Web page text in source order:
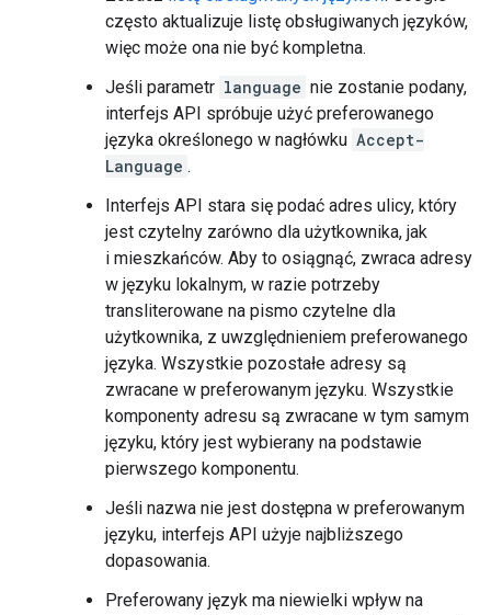
często aktualizuje listę obsługiwanych języków,
więc może ona nie być kompletna.
Jeśli parametr language nie zostanie podany,
interfejs API spróbuje użyć preferowanego
języka określonego w nagłówku Accept-
Language .
Interfejs API stara się podać adres ulicy, który
jest czytelny zarówno dla użytkownika, jak
i mieszkańców. Aby to osiągnąć, zwraca adresy
w języku lokalnym, w razie potrzeby
transliterowane na pismo czytelne dla
użytkownika, z uwzględnieniem preferowanego
języka. Wszystkie pozostałe adresy są
zwracane w preferowanym języku. Wszystkie
komponenty adresu są zwracane w tym samym
języku, który jest wybierany na podstawie
pierwszego komponentu.
Jeśli nazwa nie jest dostępna w preferowanym
języku, interfejs API użyje najbliższego
dopasowania.
Preferowany język ma niewielki wpływ na